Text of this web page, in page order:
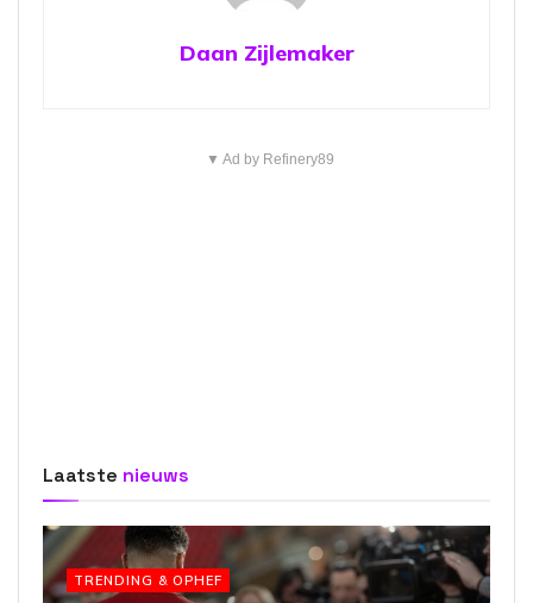
Daan Zijlemaker
▼ Ad by Refinery89
Laatste nieuws
TRENDING & OPHEF